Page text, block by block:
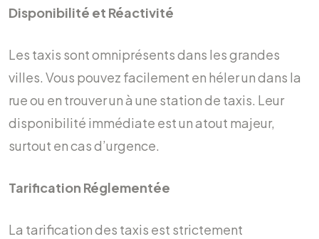
Disponibilité et Réactivité
Les taxis sont omniprésents dans les grandes
villes. Vous pouvez facilement en héler un dans la
rue ou en trouver un à une station de taxis. Leur
disponibilité immédiate est un atout majeur,
surtout en cas d’urgence.
Tarification Réglementée
La tarification des taxis est strictement